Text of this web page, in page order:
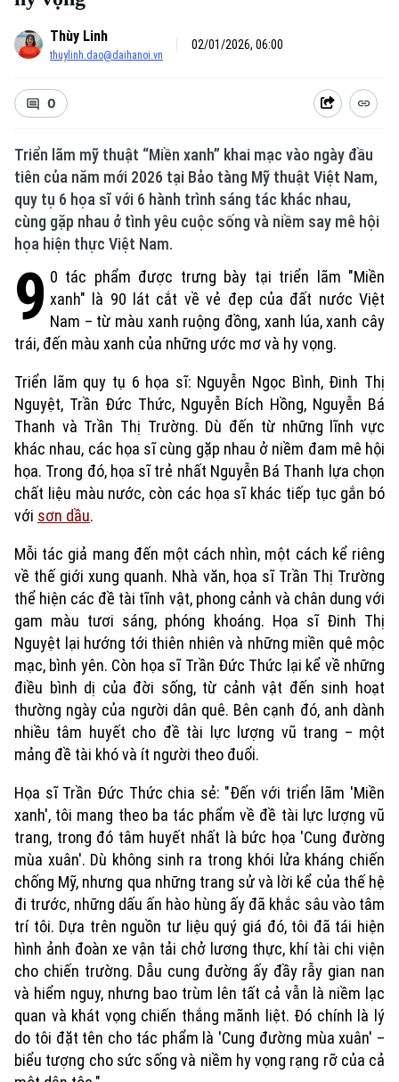
Thùy Linh
thuylinh.dao@daihanoi.vn
02/01/2026, 06:00
0
Triển lãm mỹ thuật “Miền xanh” khai mạc vào ngày đầu
tiên của năm mới 2026 tại Bảo tàng Mỹ thuật Việt Nam,
quy tụ 6 họa sĩ với 6 hành trình sáng tác khác nhau,
cùng gặp nhau ở tình yêu cuộc sống và niềm say mê hội
họa hiện thực Việt Nam.
9 0 tác phẩm được trưng bày tại triển lãm "Miền
xanh" là 90 lát cắt về vẻ đẹp của đất nước Việt
Nam – từ màu xanh ruộng đồng, xanh lúa, xanh cây
trái, đến màu xanh của những ước mơ và hy vọng.
Triển lãm quy tụ 6 họa sĩ: Nguyễn Ngọc Bình, Đinh Thị
Nguyệt, Trần Đức Thức, Nguyễn Bích Hồng, Nguyễn Bá
Thanh và Trần Thị Trường. Dù đến từ những lĩnh vực
khác nhau, các họa sĩ cùng gặp nhau ở niềm đam mê hội
họa. Trong đó, họa sĩ trẻ nhất Nguyễn Bá Thanh lựa chọn
chất liệu màu nước, còn các họa sĩ khác tiếp tục gắn bó
với sơn dầu.
Mỗi tác giả mang đến một cách nhìn, một cách kể riêng
về thế giới xung quanh. Nhà văn, họa sĩ Trần Thị Trường
thể hiện các đề tài tĩnh vật, phong cảnh và chân dung với
gam màu tươi sáng, phóng khoáng. Họa sĩ Đinh Thị
Nguyệt lại hướng tới thiên nhiên và những miền quê mộc
mạc, bình yên. Còn họa sĩ Trần Đức Thức lại kể về những
điều bình dị của đời sống, từ cảnh vật đến sinh hoạt
thường ngày của người dân quê. Bên cạnh đó, anh dành
nhiều tâm huyết cho đề tài lực lượng vũ trang – một
mảng đề tài khó và ít người theo đuổi.
Họa sĩ Trần Đức Thức chia sẻ: "Đến với triển lãm 'Miền
xanh', tôi mang theo ba tác phẩm về đề tài lực lượng vũ
trang, trong đó tâm huyết nhất là bức họa 'Cung đường
mùa xuân'. Dù không sinh ra trong khói lửa kháng chiến
chống Mỹ, nhưng qua những trang sử và lời kể của thế hệ
đi trước, những dấu ấn hào hùng ấy đã khắc sâu vào tâm
trí tôi. Dựa trên nguồn tư liệu quý giá đó, tôi đã tái hiện
hình ảnh đoàn xe vận tải chở lương thực, khí tài chi viện
cho chiến trường. Dẫu cung đường ấy đầy rẫy gian nan
và hiểm nguy, nhưng bao trùm lên tất cả vẫn là niềm lạc
quan và khát vọng chiến thắng mãnh liệt. Đó chính là lý
do tôi đặt tên cho tác phẩm là 'Cung đường mùa xuân' –
biểu tượng cho sức sống và niềm hy vọng rạng rỡ của cả